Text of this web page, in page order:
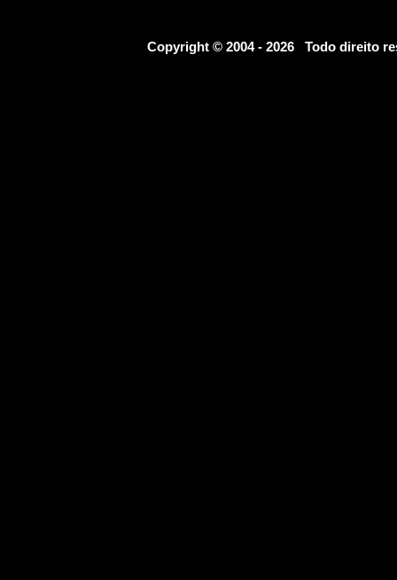
Copyright © 2004 - 2026 Todo direito